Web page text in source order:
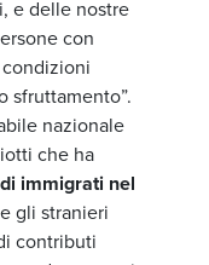
e delle nostre
con
sfruttamento”.
nazionale
che ha
immigrati nel
gli stranieri
contributi